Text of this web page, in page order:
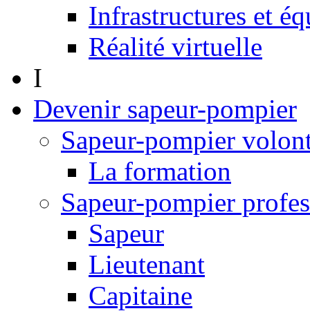
Infrastructures et
Réalité virtuelle
I
Devenir sapeur-pompier
Sapeur-pompier
La formation
Sapeur-pompier
Sapeur
Lieutenant
Capitaine